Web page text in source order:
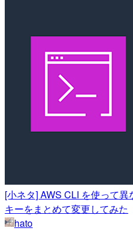
[小ネタ] AWS CLI を使って
キーをまとめて変更してみた
hato